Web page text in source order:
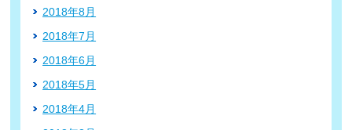
2018年8月
2018年7月
2018年6月
2018年5月
2018年4月